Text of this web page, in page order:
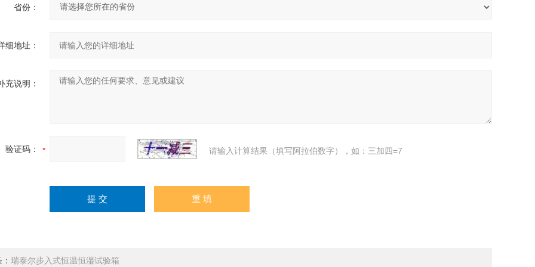
省份：
细地址：
充说明：
验证码： 请输入计算结果（填写阿拉伯数字），如：三加四=7
瑞泰尔步入式恒温恒湿试验箱